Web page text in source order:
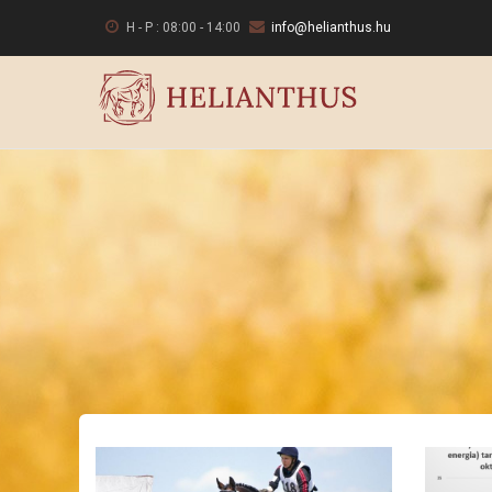
H - P : 08:00 - 14:00 info@helianthus.hu